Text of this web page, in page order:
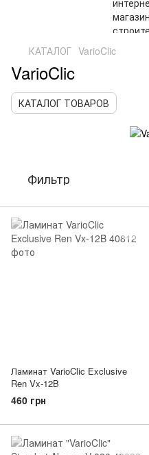
КАТАЛОГ VarioClic
VarioClic
КАТАЛОГ ТОВАРОВ
Фильтр
Ламинат VarioClic Exclusive
Ren Vx-12B
460 грн